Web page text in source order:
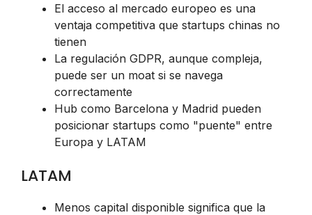
El acceso al mercado europeo es una
ventaja competitiva que startups chinas no
tienen
La regulación GDPR, aunque compleja,
puede ser un moat si se navega
correctamente
Hub como Barcelona y Madrid pueden
posicionar startups como "puente" entre
Europa y LATAM
LATAM
Menos capital disponible significa que la